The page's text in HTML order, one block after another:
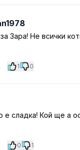
Зара! Не всички
1 0
е сладка! Кой ще а
0 1